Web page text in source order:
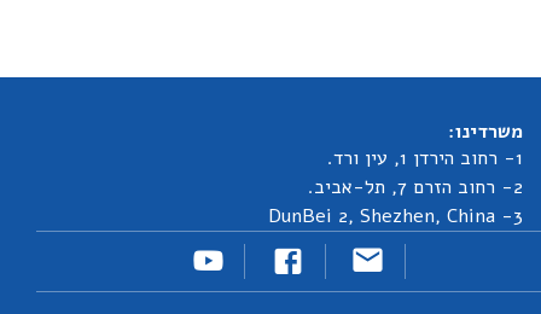
משרדינו:
1- רחוב הירדן 1, עין ורד.
2- רחוב הזרם 7, תל-אביב.
3- DunBei 2, Shezhen, China